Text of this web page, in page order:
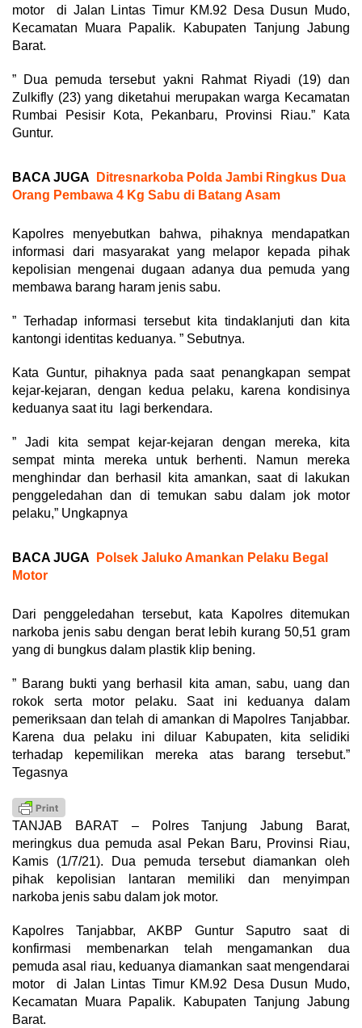
motor di Jalan Lintas Timur KM.92 Desa Dusun Mudo,
Kecamatan Muara Papalik. Kabupaten Tanjung Jabung
Barat.
” Dua pemuda tersebut yakni Rahmat Riyadi (19) dan
Zulkifly (23) yang diketahui merupakan warga Kecamatan
Rumbai Pesisir Kota, Pekanbaru, Provinsi Riau.” Kata
Guntur.
BACA JUGA
Ditresnarkoba Polda Jambi Ringkus Dua
Orang Pembawa 4 Kg Sabu di Batang Asam
Kapolres menyebutkan bahwa, pihaknya mendapatkan
informasi dari masyarakat yang melapor kepada pihak
kepolisian mengenai dugaan adanya dua pemuda yang
membawa barang haram jenis sabu.
” Terhadap informasi tersebut kita tindaklanjuti dan kita
kantongi identitas keduanya. ” Sebutnya.
Kata Guntur, pihaknya pada saat penangkapan sempat
kejar-kejaran, dengan kedua pelaku, karena kondisinya
keduanya saat itu lagi berkendara.
” Jadi kita sempat kejar-kejaran dengan mereka, kita
sempat minta mereka untuk berhenti. Namun mereka
menghindar dan berhasil kita amankan, saat di lakukan
penggeledahan dan di temukan sabu dalam jok motor
pelaku,” Ungkapnya
BACA JUGA
Polsek Jaluko Amankan Pelaku Begal
Motor
Dari penggeledahan tersebut, kata Kapolres ditemukan
narkoba jenis sabu dengan berat lebih kurang 50,51 gram
yang di bungkus dalam plastik klip bening.
” Barang bukti yang berhasil kita aman, sabu, uang dan
rokok serta motor pelaku. Saat ini keduanya dalam
pemeriksaan dan telah di amankan di Mapolres Tanjabbar.
Karena dua pelaku ini diluar Kabupaten, kita selidiki
terhadap kepemilikan mereka atas barang tersebut.”
Tegasnya
TANJAB BARAT – Polres Tanjung Jabung Barat,
meringkus dua pemuda asal Pekan Baru, Provinsi Riau,
Kamis (1/7/21). Dua pemuda tersebut diamankan oleh
pihak kepolisian lantaran memiliki dan menyimpan
narkoba jenis sabu dalam jok motor.
Kapolres Tanjabbar, AKBP Guntur Saputro saat di
konfirmasi membenarkan telah mengamankan dua
pemuda asal riau, keduanya diamankan saat mengendarai
motor di Jalan Lintas Timur KM.92 Desa Dusun Mudo,
Kecamatan Muara Papalik. Kabupaten Tanjung Jabung
Barat.